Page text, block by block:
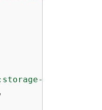
virtual-
,